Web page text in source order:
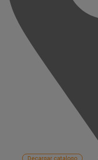
Decargar catalogo